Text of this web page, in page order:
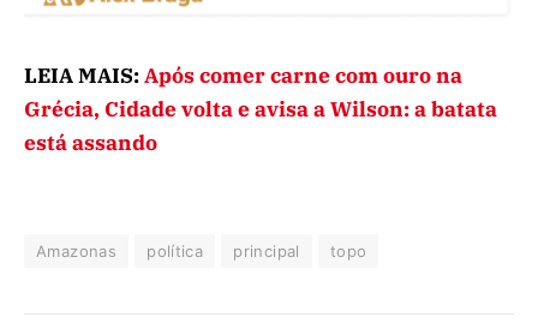
LEIA MAIS:Após comer carne com ouro na
Grécia, Cidade volta e avisa a Wilson: a batata
está assando
Amazonas política principal topo